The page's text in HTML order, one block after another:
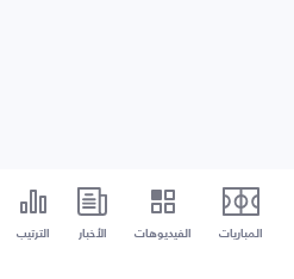
المباريات الفيديوهات الأخبار الترتيب